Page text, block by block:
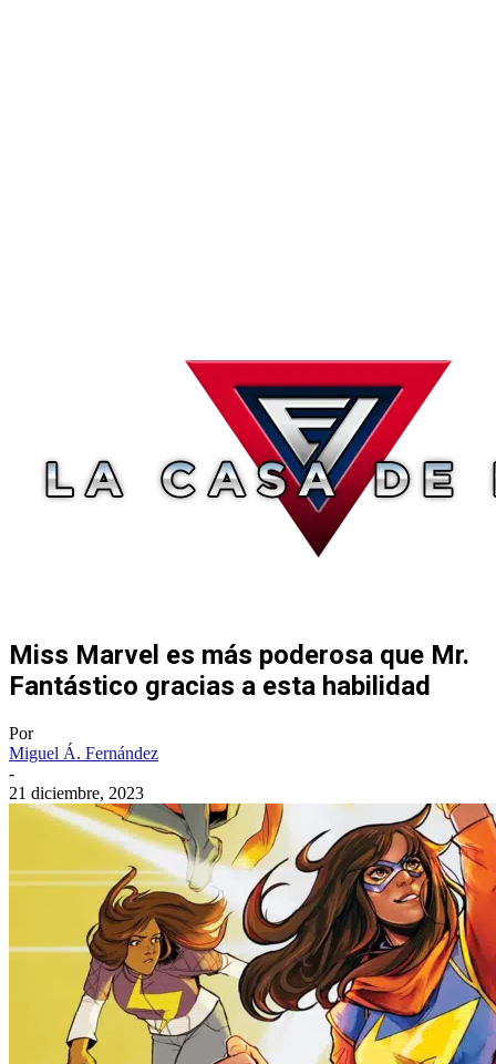
Miss Marvel es más poderosa que Mr.
Fantástico gracias a esta habilidad
Por
Miguel Á. Fernández
-
21 diciembre, 2023